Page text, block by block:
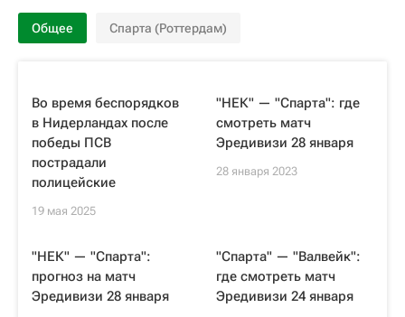
Общее Спарта (Роттердам)
Во время беспорядков
в Нидерландах после
победы ПСВ
пострадали
полицейские
19 мая 2025
"НЕК" — "Спарта": где
смотреть матч
Эредивизи 28 января
28 января 2023
"НЕК" — "Спарта":
прогноз на матч
Эредивизи 28 января
"Спарта" — "Валвейк":
где смотреть матч
Эредивизи 24 января